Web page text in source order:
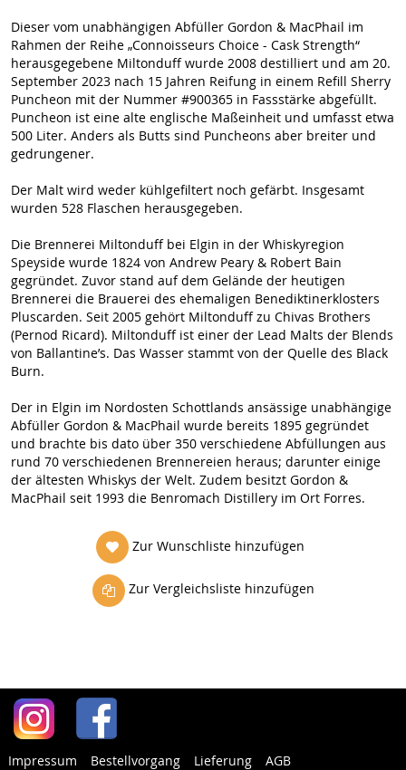
Dieser vom unabhängigen Abfüller Gordon & MacPhail im
Rahmen der Reihe „Connoisseurs Choice - Cask Strength“
herausgegebene Miltonduff wurde 2008 destilliert und am 20.
September 2023 nach 15 Jahren Reifung in einem Refill Sherry
Puncheon mit der Nummer #900365 in Fassstärke abgefüllt.
Puncheon ist eine alte englische Maßeinheit und umfasst etwa
500 Liter. Anders als Butts sind Puncheons aber breiter und
gedrungener.
Der Malt wird weder kühlgefiltert noch gefärbt. Insgesamt
wurden 528 Flaschen herausgegeben.
Die Brennerei Miltonduff bei Elgin in der Whiskyregion
Speyside wurde 1824 von Andrew Peary & Robert Bain
gegründet. Zuvor stand auf dem Gelände der heutigen
Brennerei die Brauerei des ehemaligen Benediktinerklosters
Pluscarden. Seit 2005 gehört Miltonduff zu Chivas Brothers
(Pernod Ricard). Miltonduff ist einer der Lead Malts der Blends
von Ballantine’s. Das Wasser stammt von der Quelle des Black
Burn.
Der in Elgin im Nordosten Schottlands ansässige unabhängige
Abfüller Gordon & MacPhail wurde bereits 1895 gegründet
und brachte bis dato über 350 verschiedene Abfüllungen aus
rund 70 verschiedenen Brennereien heraus; darunter einige
der ältesten Whiskys der Welt. Zudem besitzt Gordon &
MacPhail seit 1993 die Benromach Distillery im Ort Forres.
Zur Wunschliste hinzufügen
Zur Vergleichsliste hinzufügen
Impressum Bestellvorgang Lieferung AGB